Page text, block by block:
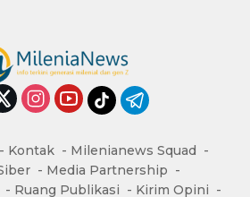
Kontak
Milenianews Squad
Media Partnership
Ruang Publikasi Kirim Opini